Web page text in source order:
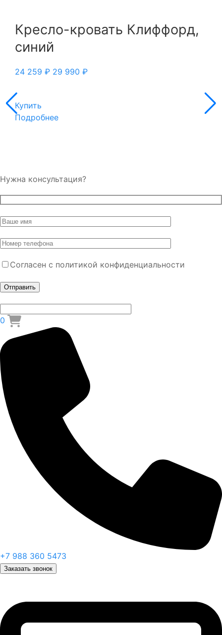
Кресло-кровать Клиффорд,
синий
24 259 ₽ 29 990 ₽
Купить
Подробнее
Нужна консультация?
Согласен с политикой конфиденциальности
0
+7 988 360 5473
Заказать звонок